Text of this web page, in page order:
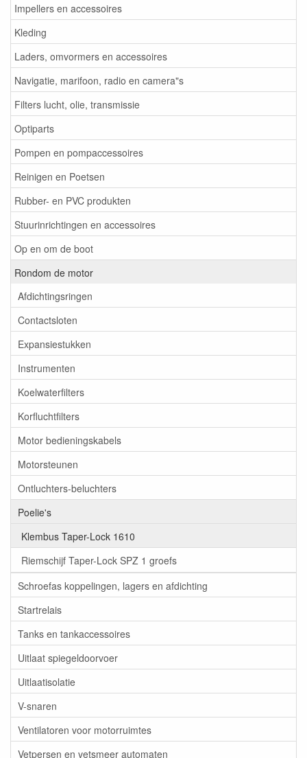
Impellers en accessoires
Kleding
Laders, omvormers en accessoires
Navigatie, marifoon, radio en camera"s
Filters lucht, olie, transmissie
Optiparts
Pompen en pompaccessoires
Reinigen en Poetsen
Rubber- en PVC produkten
Stuurinrichtingen en accessoires
Op en om de boot
Rondom de motor
Afdichtingsringen
Contactsloten
Expansiestukken
Instrumenten
Koelwaterfilters
Korfluchtfilters
Motor bedieningskabels
Motorsteunen
Ontluchters-beluchters
Poelie's
Klembus Taper-Lock 1610
Riemschijf Taper-Lock SPZ 1 groefs
Schroefas koppelingen, lagers en afdichting
Startrelais
Tanks en tankaccessoires
Uitlaat spiegeldoorvoer
Uitlaatisolatie
V-snaren
Ventilatoren voor motorruimtes
Vetpersen en vetsmeer automaten